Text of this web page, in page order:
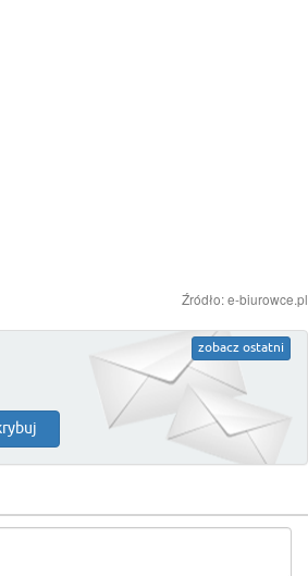
Źródło: e-biurowce.pl
zobacz ostatni